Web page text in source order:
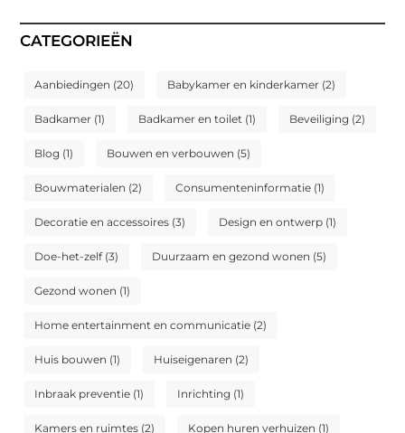
CATEGORIEËN
Aanbiedingen (20) Babykamer en kinderkamer (2)
Badkamer (1) Badkamer en toilet (1) Beveiliging (2)
Blog (1) Bouwen en verbouwen (5)
Bouwmaterialen (2) Consumenteninformatie (1)
Decoratie en accessoires (3) Design en ontwerp (1)
Doe-het-zelf(3) Duurzaam en gezond wonen (5)
Gezond wonen (1)
Home entertainment en communicatie (2)
Huis bouwen (1) Huiseigenaren (2)
Inbraak preventie (1) Inrichting (1)
Kamers en ruimtes (2) Kopen huren verhuizen (1)